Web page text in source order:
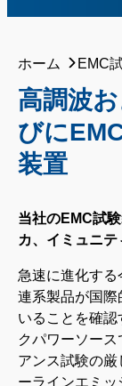
ホーム EMC
高調波
びに
装置
当社のEMC試
カ、イミュニテ
急速に進化す
連系製品が国際
いることを確
クパワーソー
アンス試験の
ーラインエミ